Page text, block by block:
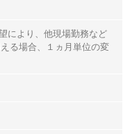
により、他現場勤務など
る場合、１ヵ月単位の変